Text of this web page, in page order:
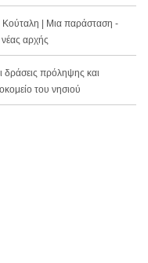
| Μια παράσταση -
νέας αρχής
δράσεις πρόληψης και
του νησιού